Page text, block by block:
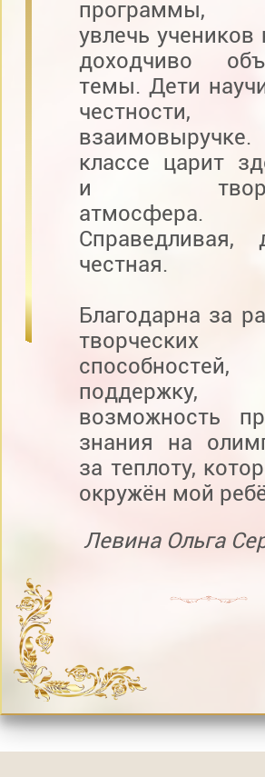
программы,
увлечь учеников
доходчиво
темы. Дети
классе царит
и
атмосфера.
Справедливая,
честная.
Благодарна за
творческих
способностей,
возможность
знания на
за теплоту,
окружён мой
Левина Ольга